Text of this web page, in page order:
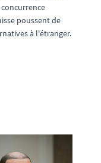
poussent de
à l'étranger.